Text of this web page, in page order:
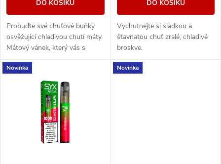
u
k
t
d
u
k
DO KOŠÍKU
Probuďte své chuťové buňky
osvěžující chladivou chutí máty.
Mátový vánek, který vás s
každým výdechem osvěží.
DO KOŠÍKU
Vychutnejte si sladkou a
šťavnatou chuť zralé, chladivé
broskve.
Novinka Novinka